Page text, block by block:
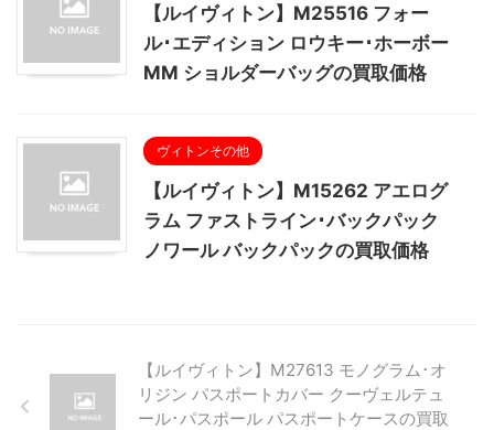
【ルイヴィトン】M25516 フォー
ル･エディション ロウキー･ホーボー
MM ショルダーバッグの買取価格
ヴィトンその他
【ルイヴィトン】M15262 アエログ
ラム ファストライン･バックパック
ノワール バックパックの買取価格
【ルイヴィトン】M27613 モノグラム･オ
リジン パスポートカバー クーヴェルテュ
ール･パスポール パスポートケースの買取